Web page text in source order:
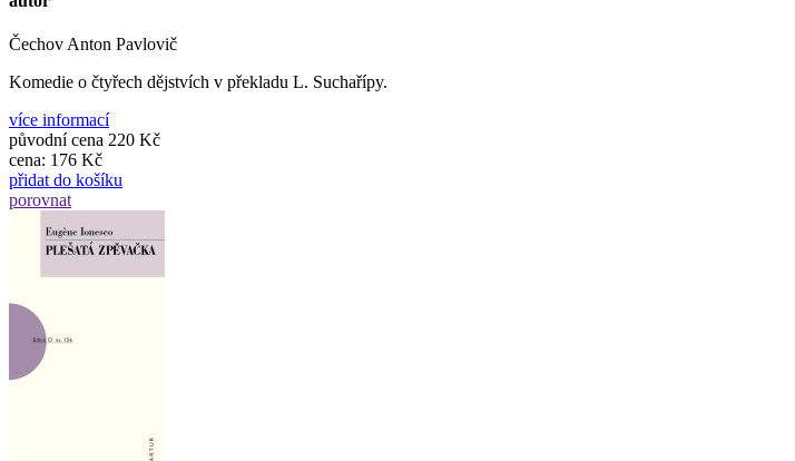
Čechov Anton Pavlovič
Komedie o čtyřech dějstvích v překladu L. Suchařípy.
více informací
původní cena 220 Kč
cena: 176 Kč
přidat do košíku
porovnat